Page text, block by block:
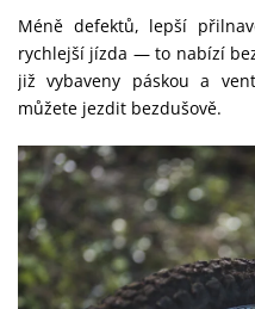
Méně defektů, lepší
rychlejší jízda — to nabízí
již vybaveny páskou a
můžete jezdit bezdušově.